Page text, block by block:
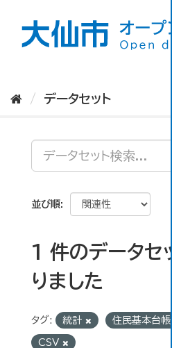
データセット
並び順
1 件のデータセ
りました
タグ: 統計 住民基本台帳
CSV